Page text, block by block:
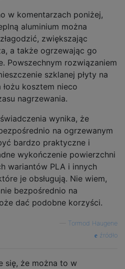
w komentarzach poniżej,
aluminium można
zwiększając
a także ogrzewając go
Powszechnym rozwiązaniem
szklanej płyty na
łożu kosztem nieco
nagrzewania.
wynika, że
na ogrzewanym
bardzo praktyczne i
wykończenie powierzchni
wariantów PLA i innych
je obsługują. Nie wiem,
bezpośrednio na
dać podobne korzyści.
Tormod Haugene
źródło
się, że można to w